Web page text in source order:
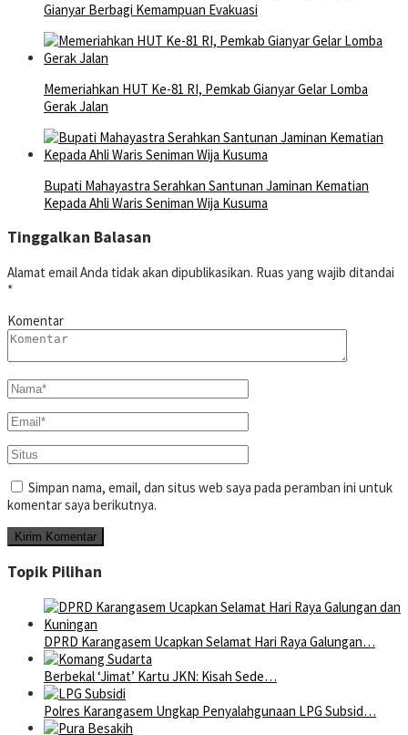
Gianyar Berbagi Kemampuan Evakuasi
Memeriahkan HUT Ke-81 RI, Pemkab Gianyar Gelar Lomba
Gerak Jalan
Bupati Mahayastra Serahkan Santunan Jaminan Kematian
Kepada Ahli Waris Seniman Wija Kusuma
Tinggalkan Balasan
Alamat email Anda tidak akan dipublikasikan. Ruas yang wajib ditandai
*
Komentar
Simpan nama, email, dan situs web saya pada peramban ini untuk
komentar saya berikutnya.
Topik Pilihan
DPRD Karangasem Ucapkan Selamat Hari Raya Galungan…
Berbekal ‘Jimat’ Kartu JKN: Kisah Sede…
Polres Karangasem Ungkap Penyalahgunaan LPG Subsid…